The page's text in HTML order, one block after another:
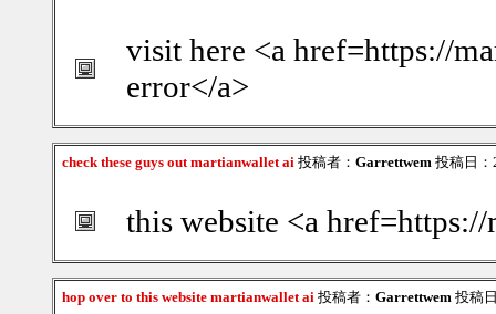
visit here <a href=https://
error</a>
check these guys out martianwallet ai 投稿者： Garrettwem 投稿日
this website <a
hop over to this website martianwallet ai 投稿者： Garrettwem 投稿